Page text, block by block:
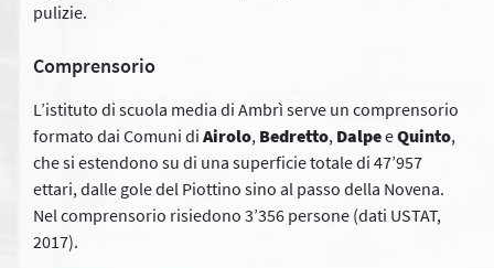
pulizie.
Comprensorio
L’istituto di scuola media di Ambrì serve un comprensorio
formato dai Comuni di Airolo, Bedretto, DalpeeQuinto,
che si estendono su di una superficie totale di 47’957
ettari, dalle gole del Piottino sino al passo della Novena.
Nel comprensorio risiedono 3’356 persone (dati USTAT,
2017).